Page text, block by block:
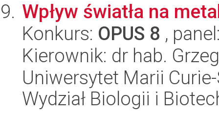
Wpływ światła na
Konkurs: OPUS 8 ,
Kierownik: dr hab.
Uniwersytet Marii
Wydział Biologii i